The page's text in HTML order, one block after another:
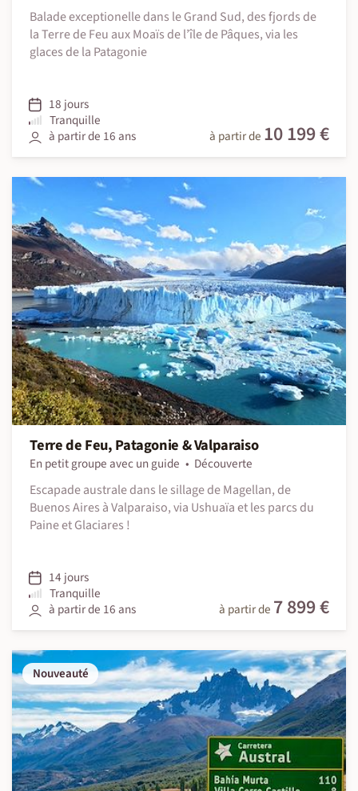
Balade exceptionelle dans le Grand Sud, des fjords de
la Terre de Feu aux Moaïs de l’île de Pâques, via les
glaces de la Patagonie
18 jours
Tranquille
à partir de 16 ans
à partir de 10 199 €
Terre de Feu, Patagonie & Valparaiso
En petit groupe avec un guide
Découverte
Escapade australe dans le sillage de Magellan, de
Buenos Aires à Valparaiso, via Ushuaïa et les parcs du
Paine et Glaciares !
14 jours
Tranquille
à partir de 16 ans
à partir de 7 899 €
Nouveauté